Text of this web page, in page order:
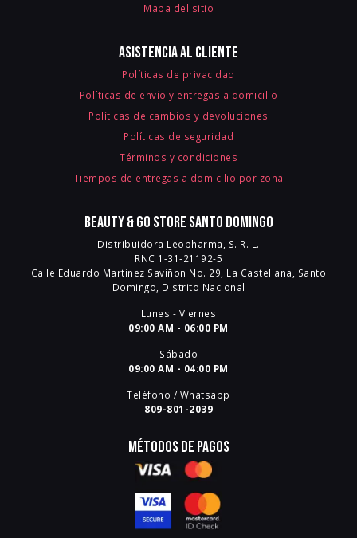
Mapa del sitio
Asistencia al cliente
Políticas de privacidad
Políticas de envío y entregas a domicilio
Políticas de cambios y devoluciones
Políticas de seguridad
Términos y condiciones
Tiempos de entregas a domicilio por zona
Beauty & Go Store Santo Domingo
Distribuidora Leopharma, S. R. L.
RNC 1-31-21192-5
Calle Eduardo Martinez Saviñon No. 29, La Castellana, Santo
Domingo, Distrito Nacional
Lunes - Viernes
09:00 AM - 06:00 PM
Sábado
09:00 AM - 04:00 PM
Teléfono / Whatsapp
809-801-2039
Métodos de pagos